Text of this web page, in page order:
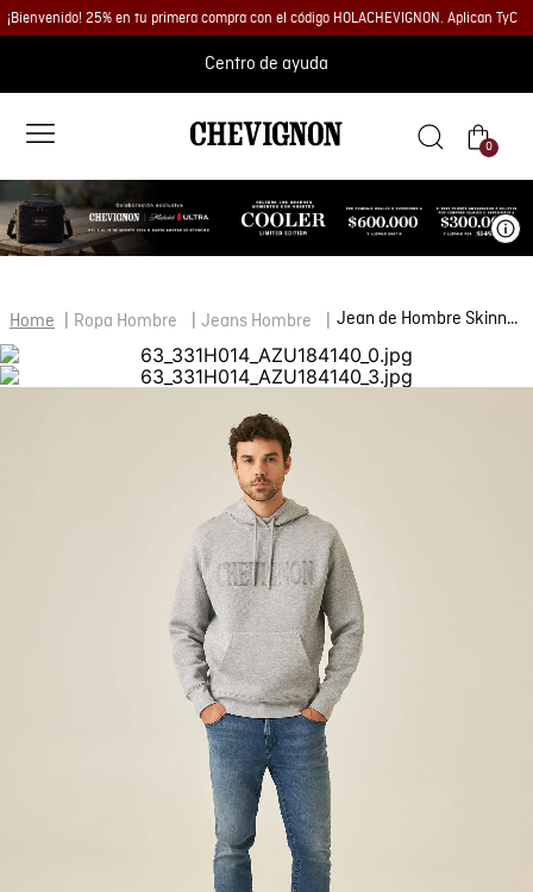
¡Bienvenido! 25% en tu primera compra con el código HOLACHEVIGNON. Aplican TyC
Centro de ayuda
0
Ropa Hombre Jeans Hombre Jean de Hombre Skinny Fit Tiro Medio Lavado Medio Básico en Mezcla de Algodón Famous